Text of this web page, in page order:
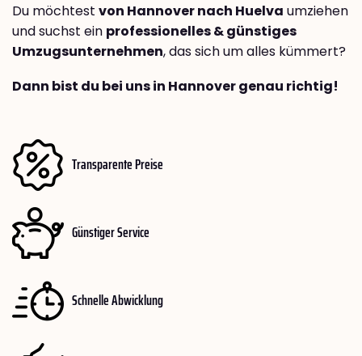
Du möchtest von Hannover nach Huelva umziehen
und suchst ein professionelles & günstiges
Umzugsunternehmen, das sich um alles kümmert?
Dann bist du bei uns in Hannover genau richtig!
Transparente Preise
Günstiger Service
Schnelle Abwicklung